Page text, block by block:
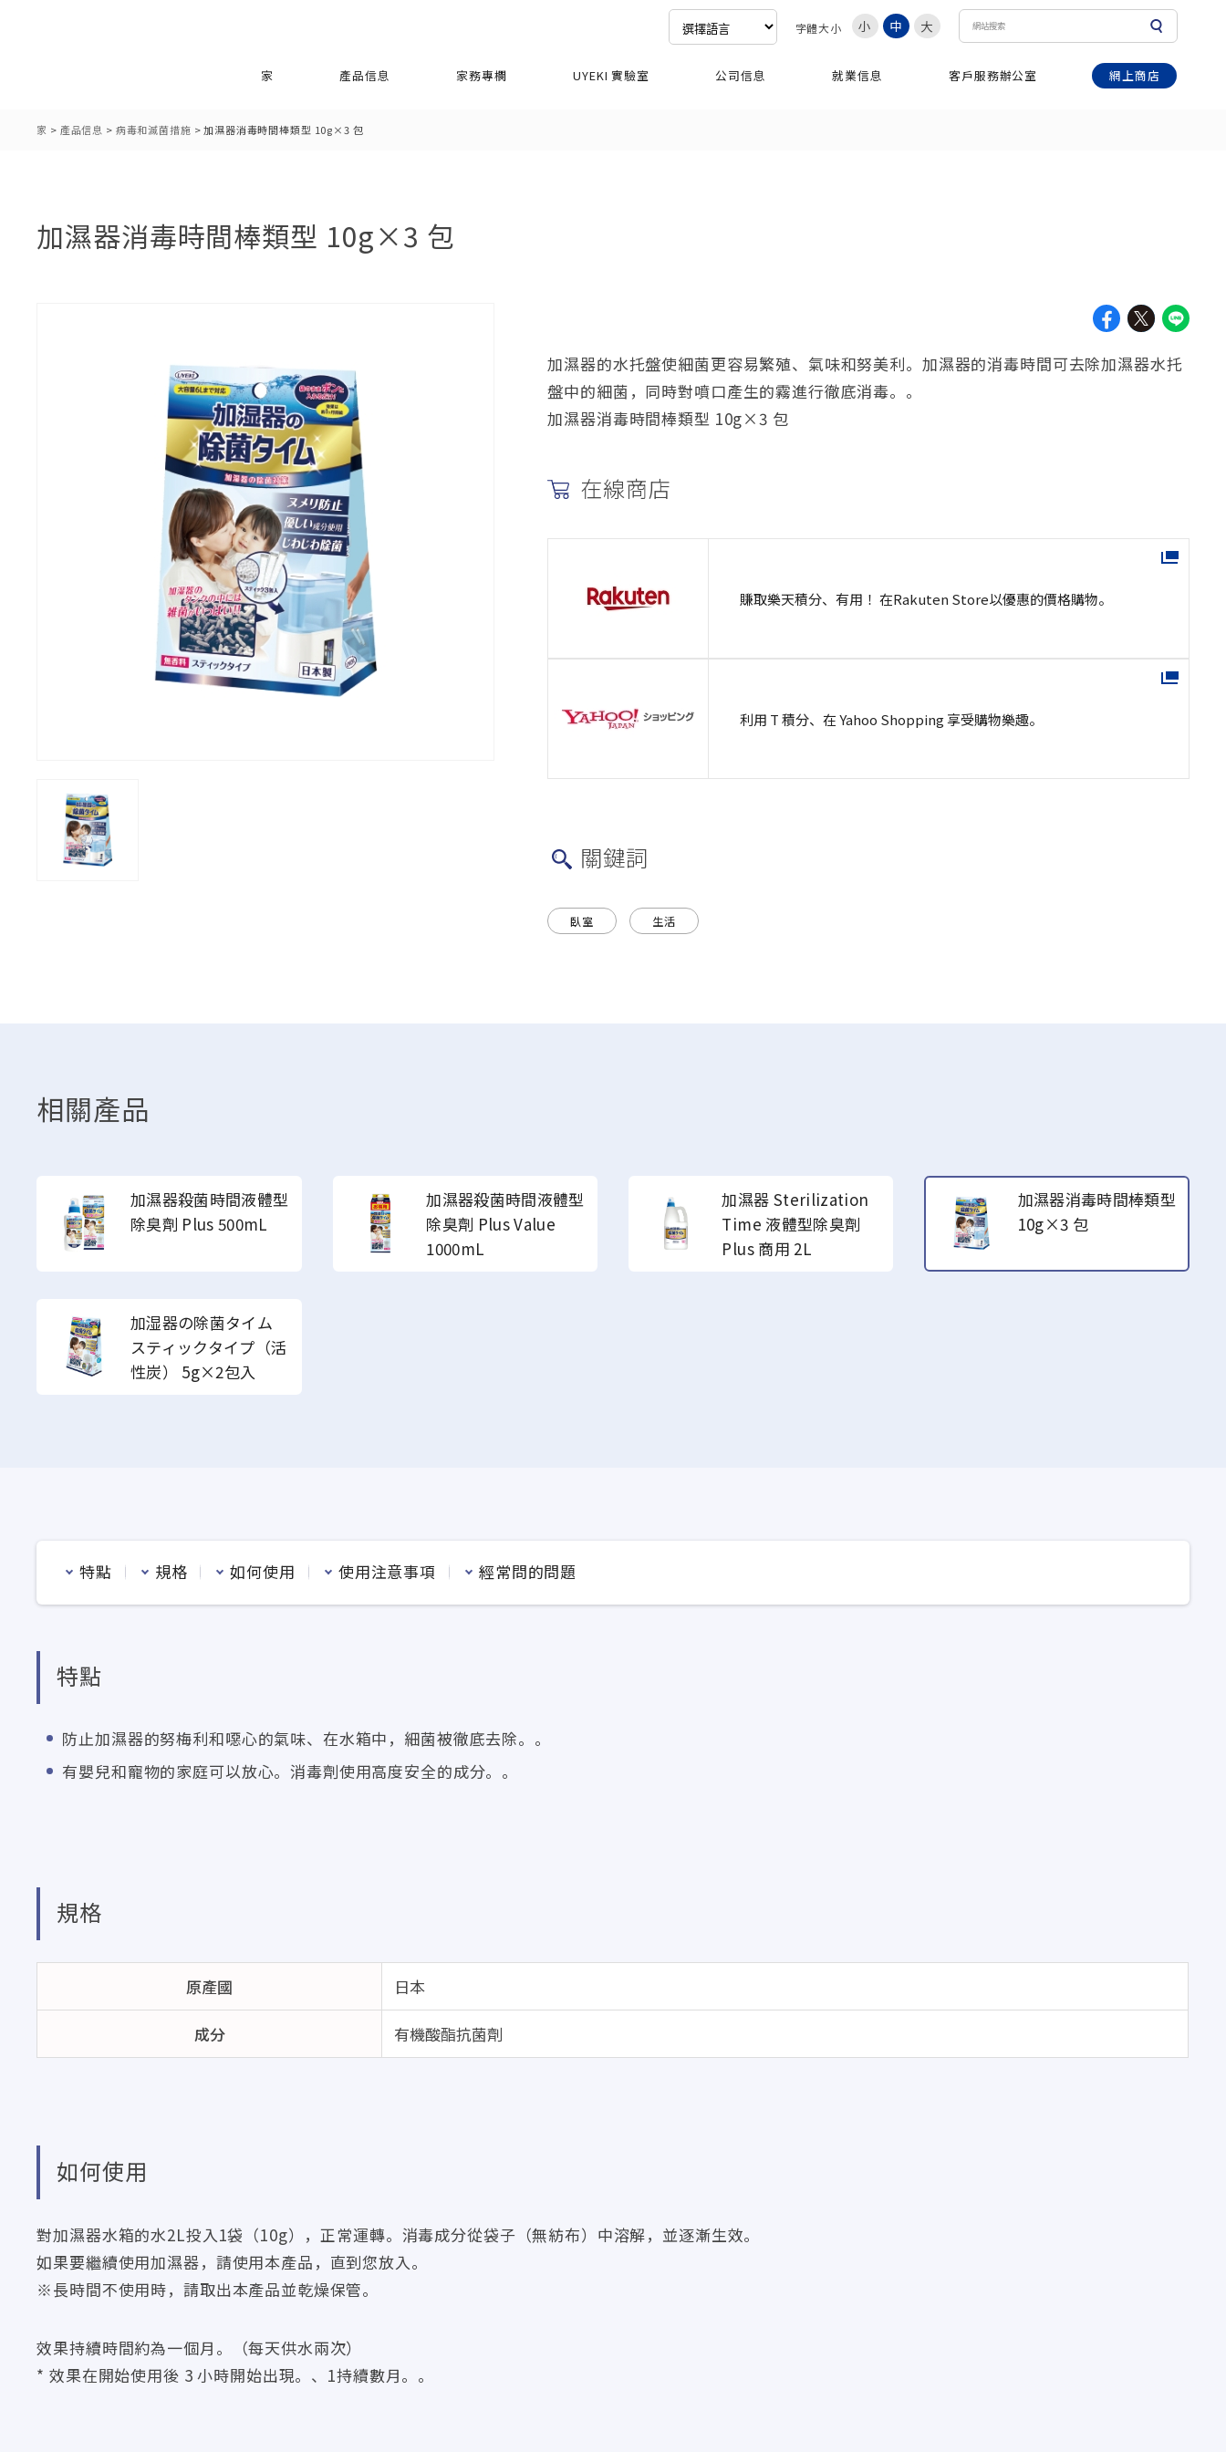
字體大小 小 中 大
家 產品信息 家務專欄 UYEKI 實驗室 公司信息 就業信息 客戶服務辦公室 網上商店
家 > 產品信息 > 病毒和滅菌措施 >加濕器消毒時間棒類型 10g×3 包
加濕器消毒時間棒類型 10g×3 包
加濕器的水托盤使細菌更容易繁殖、氣味和努美利。加濕器的消毒時間可去除加濕器水托
盤中的細菌，同時對噴口產生的霧進行徹底消毒。。
加濕器消毒時間棒類型 10g×3 包
在線商店
賺取樂天積分、有用！ 在Rakuten Store以優惠的價格購物。
利用 T 積分、在 Yahoo Shopping 享受購物樂趣。
關鍵詞
臥室 生活
相關產品
加濕器殺菌時間液體型
除臭劑 Plus 500mL
加濕器殺菌時間液體型
除臭劑 Plus Value
1000mL
加濕器 Sterilization
Time 液體型除臭劑
Plus 商用 2L
加濕器消毒時間棒類型
10g×3 包
加湿器の除菌タイム
スティックタイプ（活
性炭） 5g×2包入
特點 規格 如何使用 使用注意事項 經常問的問題
特點
防止加濕器的努梅利和噁心的氣味、在水箱中，細菌被徹底去除。。
有嬰兒和寵物的家庭可以放心。消毒劑使用高度安全的成分。。
規格
原產國 日本
成分 有機酸酯抗菌劑
如何使用
對加濕器水箱的水2L投入1袋（10g），正常運轉。消毒成分從袋子（無紡布）中溶解，並逐漸生效。
如果要繼續使用加濕器，請使用本產品，直到您放入。
※長時間不使用時，請取出本產品並乾燥保管。
效果持續時間約為一個月。（每天供水兩次）
* 效果在開始使用後 3 小時開始出現。、1持續數月。。